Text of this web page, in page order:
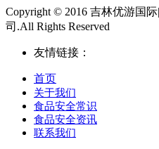
Copyright © 2016 吉林优游国
司.All Rights Reserved
友情链接：
首页
关于我们
食品安全常识
食品安全资讯
联系我们